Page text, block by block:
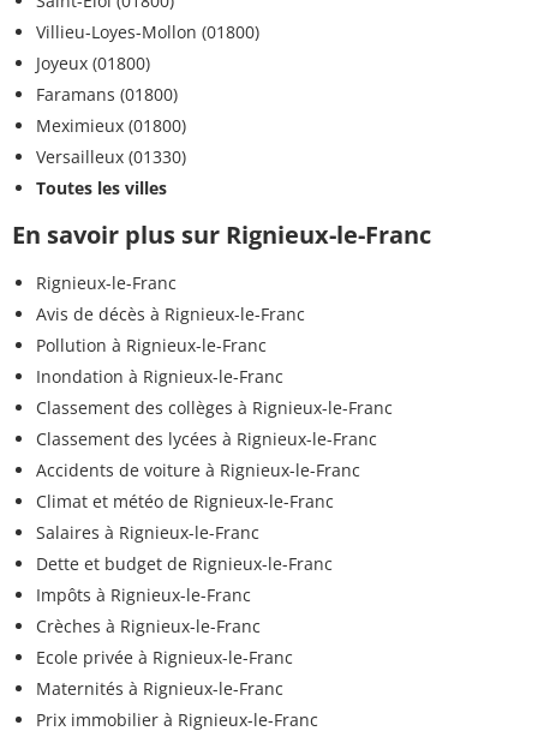
Villieu-Loyes-Mollon (01800)
Joyeux (01800)
Faramans (01800)
Meximieux (01800)
Versailleux (01330)
Toutes les villes
En savoir plus sur Rignieux-le-Franc
Rignieux-le-Franc
Avis de décès à Rignieux-le-Franc
Pollution à Rignieux-le-Franc
Inondation à Rignieux-le-Franc
Classement des collèges à Rignieux-le-Franc
Classement des lycées à Rignieux-le-Franc
Accidents de voiture à Rignieux-le-Franc
Climat et météo de Rignieux-le-Franc
Salaires à Rignieux-le-Franc
Dette et budget de Rignieux-le-Franc
Impôts à Rignieux-le-Franc
Crèches à Rignieux-le-Franc
Ecole privée à Rignieux-le-Franc
Maternités à Rignieux-le-Franc
Prix immobilier à Rignieux-le-Franc